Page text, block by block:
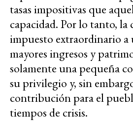
tasas impositivas que
capacidad. Por lo tanto, la
impuesto extraordinario
mayores ingresos y
solamente una pequeña
su privilegio y, sin
contribución para el
tiempos de crisis.